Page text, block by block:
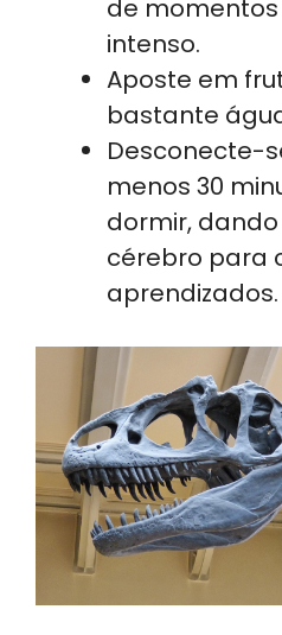
de
intenso.
Aposte em
bastante
Desconecte-
menos 30
dormir,
cérebro para
aprendizados.